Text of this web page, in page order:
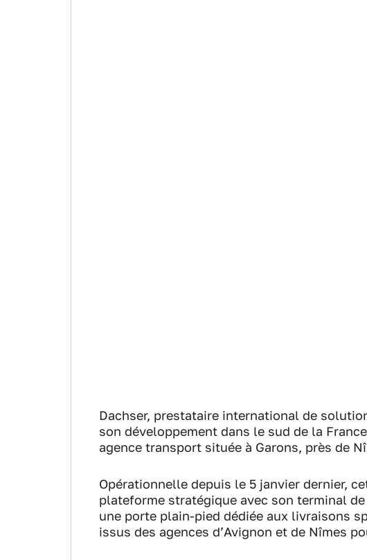
Dachser, prestataire international de
son développement dans le sud de la
agence transport située à Garons, près de
Opérationnelle depuis le 5 janvier dernier,
plateforme stratégique avec son terminal
une porte plain-pied dédiée aux livraisons
issus des agences d’Avignon et de Nîmes